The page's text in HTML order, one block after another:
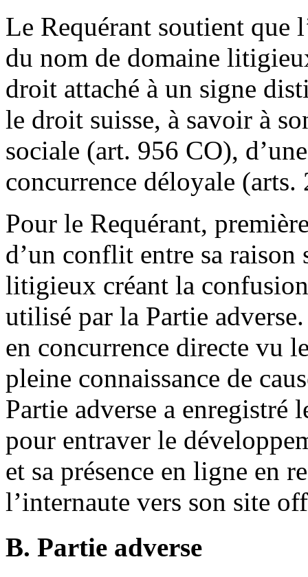
Le Requérant soutient que
du nom de domaine
droit attaché à un signe
le droit suisse, à savoir à
sociale (art. 956 CO),
concurrence déloyale
Pour le Requérant,
d’un conflit entre sa
litigieux créant la
utilisé par la Partie
en concurrence directe vu
pleine connaissance de
Partie adverse a enregistré
pour entraver le
et sa présence en ligne en
l’internaute vers son site
B. Partie adverse